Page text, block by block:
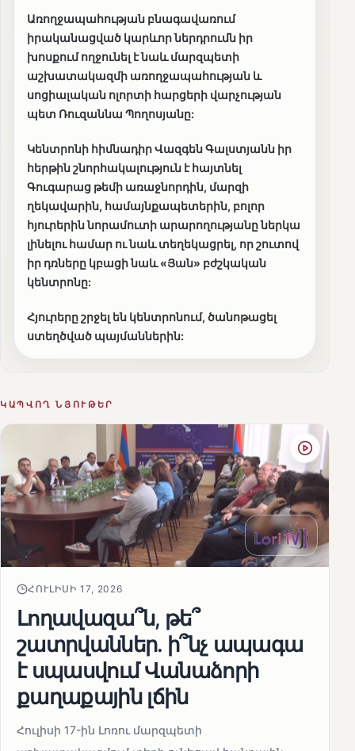
Առողջապահության բնագավառում
իրականացված կարևոր ներդրումն իր
խոսքում ողջունել է նաև մարզպետի
աշխատակազմի առողջապահության և
սոցիալական ոլորտի հարցերի վարչության
պետ Ռուզաննա Պողոսյանը:
Կենտրոնի հիմնադիր Վազգեն Գալստյանն իր
հերթին շնորհակալություն է հայտնել
Գուգարաց թեմի առաջնորդին, մարզի
ղեկավարին, համայնքապետերին, բոլոր
հյուրերին նորամուտի արարողությանը ներկա
լինելու համար ու նաև տեղեկացրել, որ շուտով
իր դռները կբացի նաև «Յան» բժշկական
կենտրոնը:
Հյուրերը շրջել են կենտրոնում, ծանոթացել
ստեղծված պայմաններին:
ԿԱՊՎՈՂ ՆՅՈՒԹԵՐ
ՀՈՒԼԻՍԻ 17, 2026
Լողավազա՞ն, թե՞
շատրվաններ. ի՞նչ ապագա
է սպասվում Վանաձորի
քաղաքային լճին
Հուլիսի 17-ին Լոռու մարզպետի